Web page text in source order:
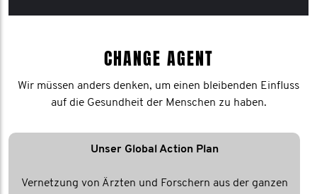
CHANGE AGENT
Wir müssen anders denken, um einen bleibenden Einfluss
auf die Gesundheit der Menschen zu haben.
Unser Global Action Plan
Vernetzung von Ärzten und Forschern aus der ganzen